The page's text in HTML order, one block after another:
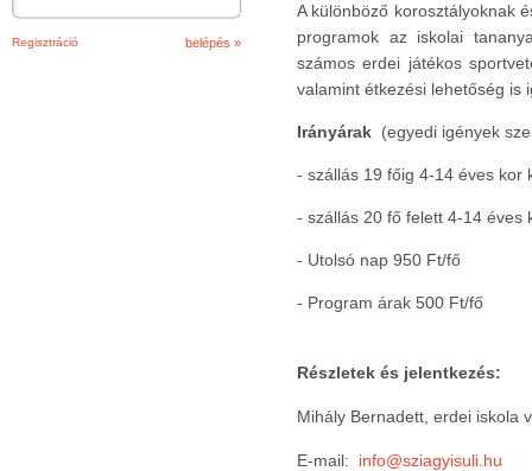
Regisztráció
A különböző korosztályoknak
programok az iskolai
számos erdei játékos
valamint étkezési lehetőség is
Irányárak (egyedi igények
- szállás 19 főig 4-14 éves kor
- szállás 20 fő felett 4-14 éves
- Utolsó nap 950 Ft/fő
- Program árak 500 Ft/fő
Részletek és jelentkezés:
Mihály Bernadett, erdei iskola
E-mail: info@sziagyisuli.hu